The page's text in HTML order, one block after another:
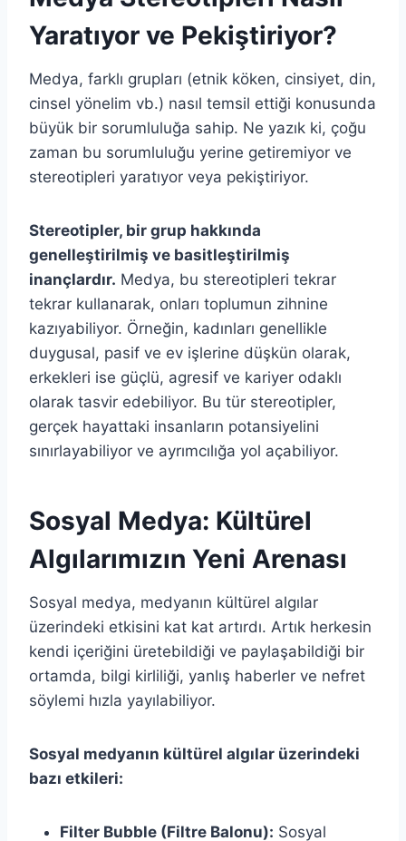
Yaratıyor ve Pekiştiriyor?
Medya, farklı grupları (etnik köken, cinsiyet, din,
cinsel yönelim vb.) nasıl temsil ettiği konusunda
büyük bir sorumluluğa sahip. Ne yazık ki, çoğu
zaman bu sorumluluğu yerine getiremiyor ve
stereotipleri yaratıyor veya pekiştiriyor.
Stereotipler, bir grup hakkında
genelleştirilmiş ve basitleştirilmiş
inançlardır. Medya, bu stereotipleri tekrar
tekrar kullanarak, onları toplumun zihnine
kazıyabiliyor. Örneğin, kadınları genellikle
duygusal, pasif ve ev işlerine düşkün olarak,
erkekleri ise güçlü, agresif ve kariyer odaklı
olarak tasvir edebiliyor. Bu tür stereotipler,
gerçek hayattaki insanların potansiyelini
sınırlayabiliyor ve ayrımcılığa yol açabiliyor.
Sosyal Medya: Kültürel
Algılarımızın Yeni Arenası
Sosyal medya, medyanın kültürel algılar
üzerindeki etkisini kat kat artırdı. Artık herkesin
kendi içeriğini üretebildiği ve paylaşabildiği bir
ortamda, bilgi kirliliği, yanlış haberler ve nefret
söylemi hızla yayılabiliyor.
Sosyal medyanın kültürel algılar üzerindeki
bazı etkileri:
Filter Bubble (Filtre Balonu): Sosyal